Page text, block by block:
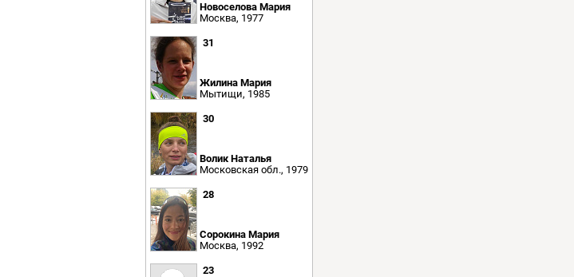
Новоселова Мария
Москва, 1977
31
Жилина Мария
Мытищи, 1985
30
Волик Наталья
Московская обл., 1979
28
Сорокина Мария
Москва, 1992
23